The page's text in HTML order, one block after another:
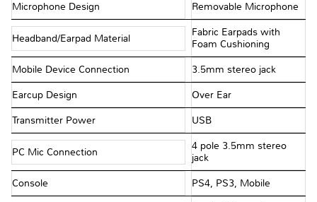
Microphone Design Removable Microphone
Headband/Earpad Material
Fabric Earpads with
Foam Cushioning
Mobile Device Connection 3.5mm stereo jack
Earcup Design Over Ear
Transmitter Power USB
PC Mic Connection
4 pole 3.5mm stereo
jack
Console PS4, PS3, Mobile